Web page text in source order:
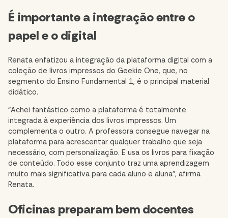
É importante a integração entre o
papel e o digital
Renata enfatizou a integração da plataforma digital com a
coleção de livros impressos do Geekie One, que, no
segmento do Ensino Fundamental 1, é o principal material
didático.
“Achei fantástico como a plataforma é totalmente
integrada à experiência dos livros impressos. Um
complementa o outro. A professora consegue navegar na
plataforma para acrescentar qualquer trabalho que seja
necessário, com personalização. E usa os livros para fixação
de conteúdo. Todo esse conjunto traz uma aprendizagem
muito mais significativa para cada aluno e aluna”, afirma
Renata.
Oficinas preparam bem docentes